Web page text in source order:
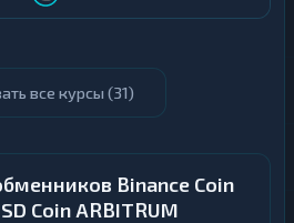
все курсы (31)
Binance Coin
Coin ARBITRUM